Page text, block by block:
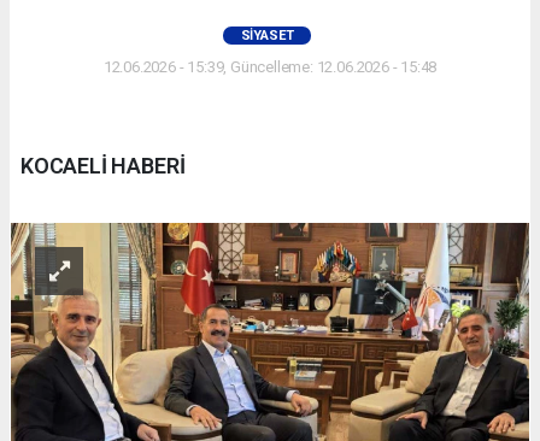
SIYASET
12.06.2026 - 15:39, Güncelleme: 12.06.2026 - 15:48
KOCAELİ HABERİ